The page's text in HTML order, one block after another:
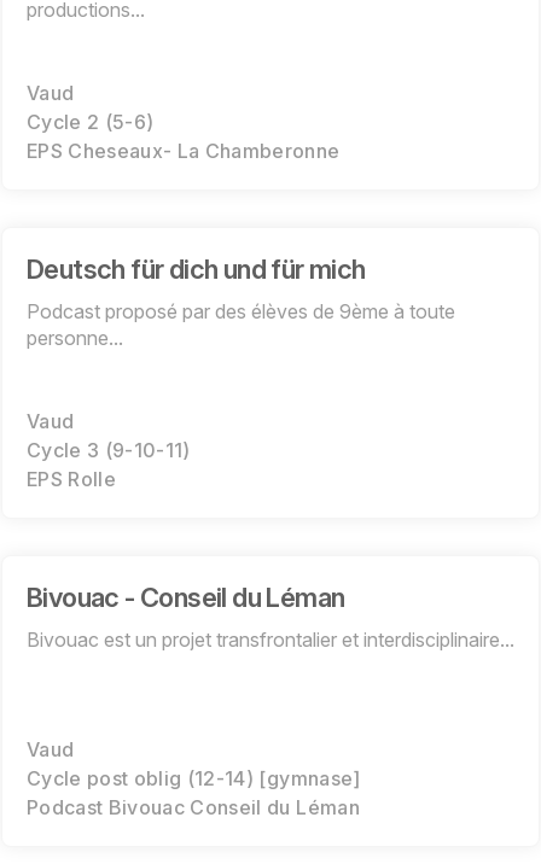
productions...
Vaud
Cycle 2 (5-6)
EPS Cheseaux- La Chamberonne
Deutsch für dich und für mich
Podcast proposé par des élèves de 9ème à toute
personne...
Vaud
Cycle 3 (9-10-11)
EPS Rolle
Bivouac - Conseil du Léman
Bivouac est un projet transfrontalier et interdisciplinaire...
Vaud
Cycle post oblig (12-14) [gymnase]
Podcast Bivouac Conseil du Léman